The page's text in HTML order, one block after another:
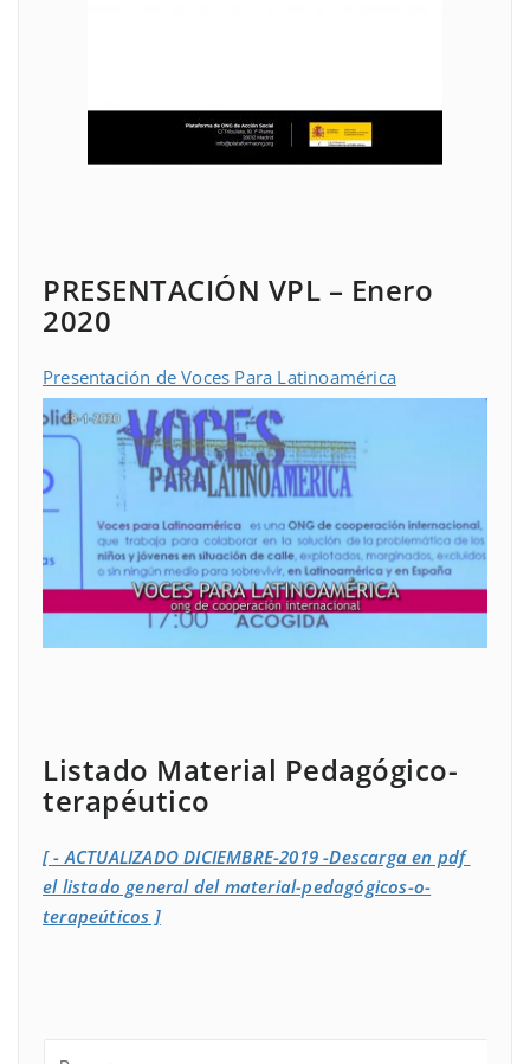
PRESENTACIÓN VPL – Enero
2020
Presentación de Voces Para Latinoamérica
Listado Material Pedagógico-
terapéutico
[ - ACTUALIZADO DICIEMBRE-2019 -Descarga en pdf
el listado general del material-pedagógicos-o-
terapeúticos ]